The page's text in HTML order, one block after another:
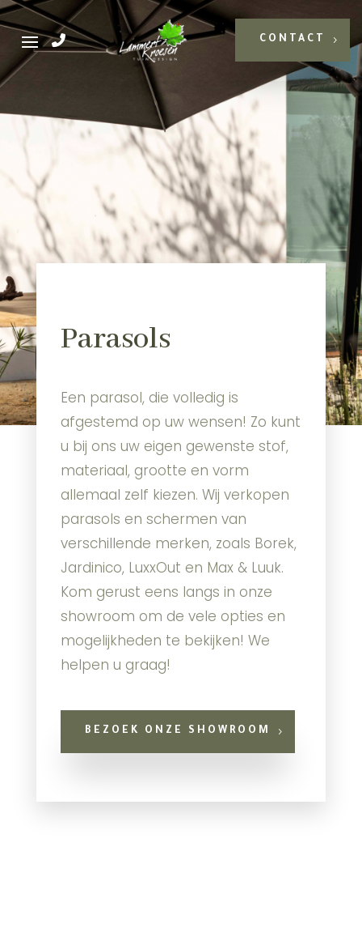
CONTACT
Parasols
Een parasol, die volledig is
afgestemd op uw wensen! Zo kunt
u bij ons uw eigen gewenste stof,
materiaal, grootte en vorm
allemaal zelf kiezen. Wij verkopen
parasols en schermen van
verschillende merken, zoals Borek,
Jardinico, LuxxOut en Max & Luuk.
Kom gerust eens langs in onze
showroom om de vele opties en
mogelijkheden te bekijken! We
helpen u graag!
BEZOEK ONZE SHOWROOM